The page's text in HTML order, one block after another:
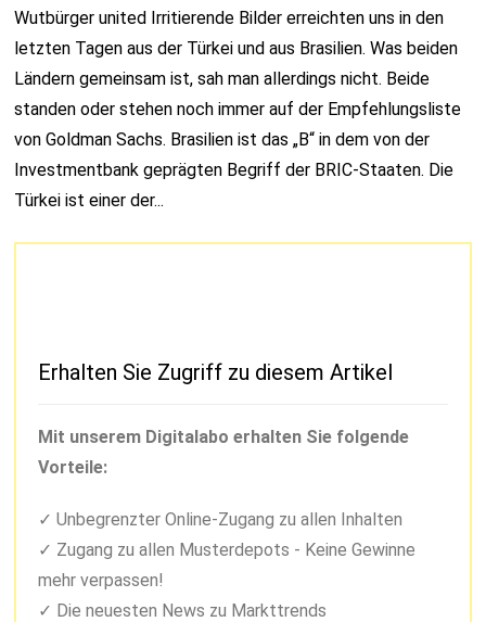
Wutbürger united Irritierende Bilder erreichten uns in den
letzten Tagen aus der Türkei und aus Brasilien. Was beiden
Ländern gemeinsam ist, sah man allerdings nicht. Beide
standen oder stehen noch immer auf der Empfehlungsliste
von Goldman Sachs. Brasilien ist das „B“ in dem von der
Investmentbank geprägten Begriff der BRIC-Staaten. Die
Türkei ist einer der...
Erhalten Sie Zugriff zu diesem Artikel
Mit unserem Digitalabo erhalten Sie folgende
Vorteile:
Unbegrenzter Online-Zugang zu allen Inhalten
Zugang zu allen Musterdepots - Keine Gewinne
mehr verpassen!
Die neuesten News zu Markttrends